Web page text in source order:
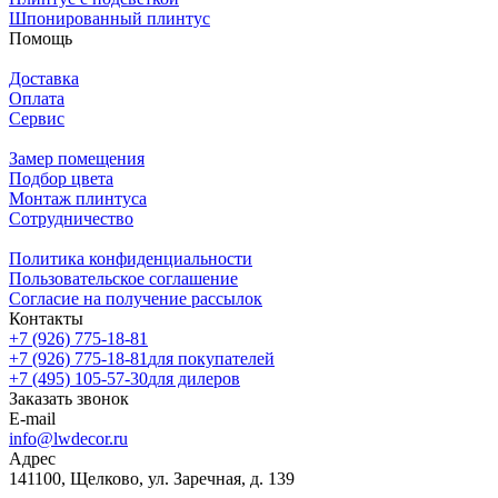
центре зала магазин Рам Хаус
На карте
Пн.-Вс.: 11:00-20:00
На карте
«Химкинский двор», павильон А-11
На карте
Пн-Вс: 9:00-18:00
8-926-448-40-65
teraldecor@gmail.com
8-926-448-40-65
teraldecor@gmail.com
На карте
Паркетный двор, Каширское шоссе, 19, корп. 1, ТК
«Каширский Двор» (корп. 1), 2-этаж пав. 2А-1П
На карте
Пн.-Вс.: 09:00-20:00
8 (495) 999-22-96
info@parquetstyle.ru
Шпонированный плинтус
Помощь
Доставка
Оплата
Сервис
Замер помещения
Подбор цвета
Монтаж плинтуса
Сотрудничество
Политика конфиденциальности
Пользовательское соглашение
Согласие на получение рассылок
Контакты
+7 (926) 775-18-81
+7 (926) 775-18-81 для покупателей
+7 (495) 105-57-30для дилеров
Заказать звонок
E-mail
info@lwdecor.ru
Адрес
141100, Щелково, ул. Заречная, д. 139